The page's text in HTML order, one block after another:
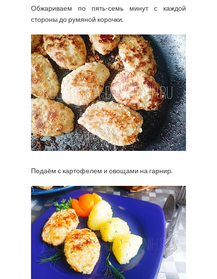
Обжариваем по пять-семь минут с каждой
стороны до румяной корочки.
Подаём с картофелем и овощами на гарнир.